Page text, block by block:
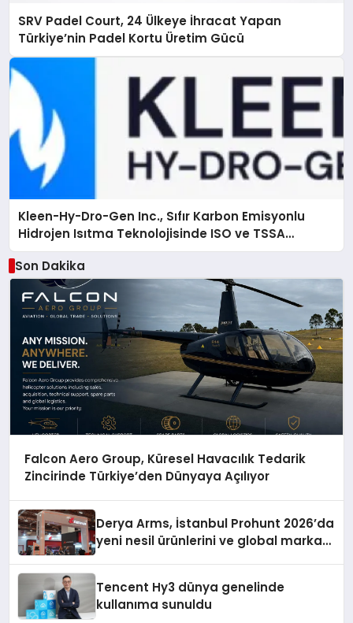
SRV Padel Court, 24 Ülkeye İhracat Yapan
Türkiye’nin Padel Kortu Üretim Gücü
Kleen-Hy-Dro-Gen Inc., Sıfır Karbon Emisyonlu
Hidrojen Isıtma Teknolojisinde ISO ve TSSA
Düzenleyici Onaylarını Aldı
Son Dakika
Falcon Aero Group, Küresel Havacılık Tedarik
Zincirinde Türkiye’den Dünyaya Açılıyor
Derya Arms, İstanbul Prohunt 2026’da
yeni nesil ürünlerini ve global marka
Tencent Hy3 dünya genelinde
kullanıma sunuldu